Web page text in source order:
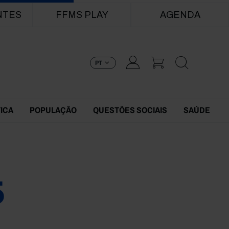
FFMS PLAY AGENDA
PT
POPULAÇÃO QUESTÕES SOCIAIS SAÚDE